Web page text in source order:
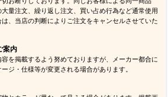
大量注文、繰り返し注文、買い占め行為など通常使用
、当店の判断によりご注文をキャンセルさせていた
案内
を掲載するよう努めておりますが、メーカー都合に
ジ・仕様等が変更される場合があります。